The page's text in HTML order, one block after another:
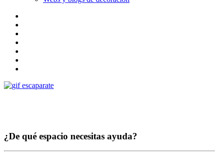
¿De qué espacio necesitas ayuda?